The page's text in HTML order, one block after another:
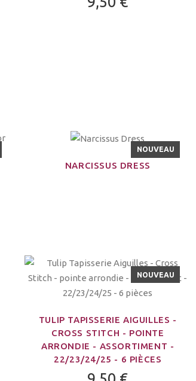
NOUVEAU
NARCISSUS DRESS
NOUVEAU
TULIP TAPISSERIE AIGUILLES -
CROSS STITCH - POINTE
ARRONDIE - ASSORTIMENT -
22/23/24/25 - 6 PIÈCES